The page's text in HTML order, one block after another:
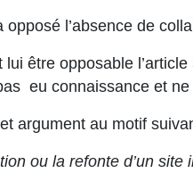
l’absence de
être opposable
eu connaissance et
argument au motif
ou la refonte d’un